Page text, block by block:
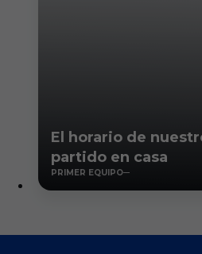
El horario de
partido en casa
PRIMER EQUIPO